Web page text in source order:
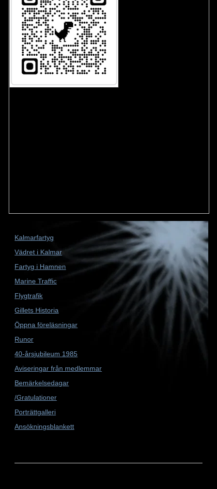
Kalmarfartyg
Vädret i Kalmar
Fartyg i Hamnen
Marine Traffic
Flygtrafik
Gillets Historia
Öppna föreläsningar
Runor
40-årsjubileum 1985
Aviseringar från medlemmar
Bemärkelsedagar
/Gratulationer
Porträttgalleri
Ansökningsblankett